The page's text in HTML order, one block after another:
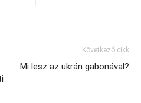
Következő cikk
Mi lesz az ukrán gabonával?